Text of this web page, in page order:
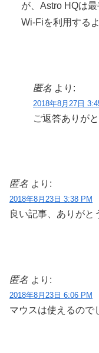
が、Astro HQは
Wi-Fiを利用する
匿名 より:
2018年8月27日
ご返答ありが
匿名 より:
2018年8月23日 3:38 PM
良い記事、ありがと
匿名 より:
2018年8月23日 6:06 PM
マウスは使えるので